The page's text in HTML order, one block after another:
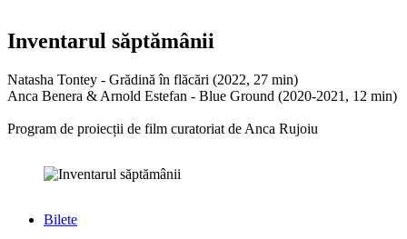
Inventarul săptămânii
Natasha Tontey - Grădină în flăcări (2022, 27 min)
Anca Benera & Arnold Estefan - Blue Ground (2020-2021, 12 min)
Program de proiecții de film curatoriat de Anca Rujoiu
Bilete